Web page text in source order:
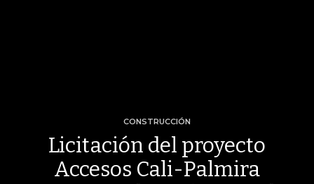
CONSTRUCCIÓN
Licitación del proyecto
Accesos Cali-Palmira